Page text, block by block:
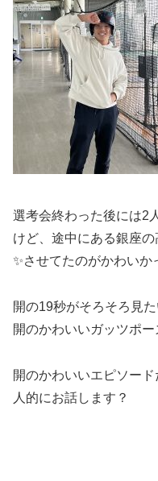
選考会終わった後には2
けど、途中にある銀座
✨させてたのがかわいか
開の19秒がそろそろ見
開のかわいいガッツポ
開のかわいいエピソー
人的にお話します？